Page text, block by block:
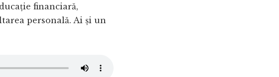
financiară,
personală. Ai și un